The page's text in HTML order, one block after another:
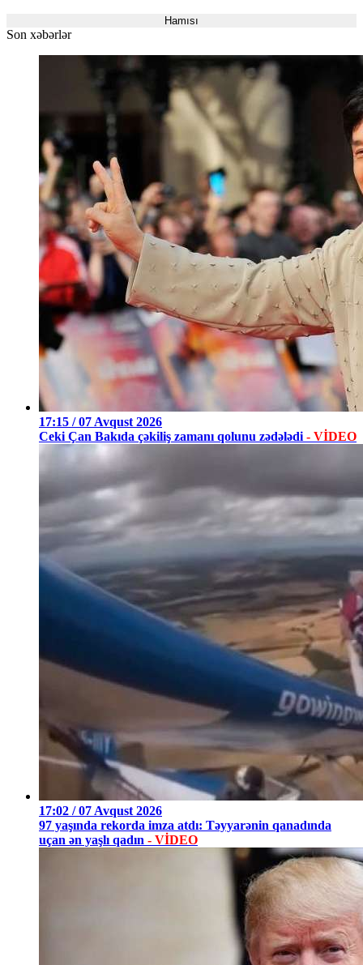
Hamısı
Son xəbərlər
17:15 / 07 Avqust 2026
Ceki Çan Bakıda çəkiliş zamanı qolunu zədələdi - VİDEO
17:02 / 07 Avqust 2026
97 yaşında rekorda imza atdı: Təyyarənin qanadında
uçan ən yaşlı qadın - VİDEO